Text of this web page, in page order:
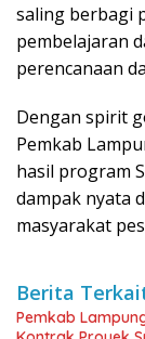
saling berbagi
pembelajaran
perencanaan
Dengan spirit
Pemkab
hasil program
dampak nyata
masyarakat
Berita
Pemkab